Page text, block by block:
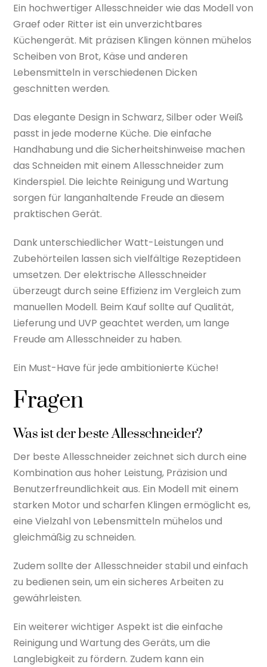
Ein hochwertiger Allesschneider wie das Modell von
Graef oder Ritter ist ein unverzichtbares
Küchengerät. Mit präzisen Klingen können mühelos
Scheiben von Brot, Käse und anderen
Lebensmitteln in verschiedenen Dicken
geschnitten werden.
Das elegante Design in Schwarz, Silber oder Weiß
passt in jede moderne Küche. Die einfache
Handhabung und die Sicherheitshinweise machen
das Schneiden mit einem Allesschneider zum
Kinderspiel. Die leichte Reinigung und Wartung
sorgen für langanhaltende Freude an diesem
praktischen Gerät.
Dank unterschiedlicher Watt-Leistungen und
Zubehörteilen lassen sich vielfältige Rezeptideen
umsetzen. Der elektrische Allesschneider
überzeugt durch seine Effizienz im Vergleich zum
manuellen Modell. Beim Kauf sollte auf Qualität,
Lieferung und UVP geachtet werden, um lange
Freude am Allesschneider zu haben.
Ein Must-Have für jede ambitionierte Küche!
Fragen
Was ist der beste Allesschneider?
Der beste Allesschneider zeichnet sich durch eine
Kombination aus hoher Leistung, Präzision und
Benutzerfreundlichkeit aus. Ein Modell mit einem
starken Motor und scharfen Klingen ermöglicht es,
eine Vielzahl von Lebensmitteln mühelos und
gleichmäßig zu schneiden.
Zudem sollte der Allesschneider stabil und einfach
zu bedienen sein, um ein sicheres Arbeiten zu
gewährleisten.
Ein weiterer wichtiger Aspekt ist die einfache
Reinigung und Wartung des Geräts, um die
Langlebigkeit zu fördern. Zudem kann ein